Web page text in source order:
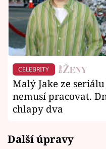
CELEBRITY
Malý Jake ze
nemusí pracovat.
chlapy dva
Další úpravy